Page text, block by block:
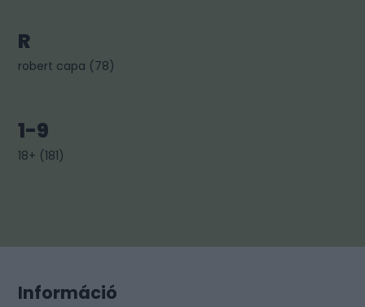
R
robert capa (78)
1-9
18+ (181)
Információ